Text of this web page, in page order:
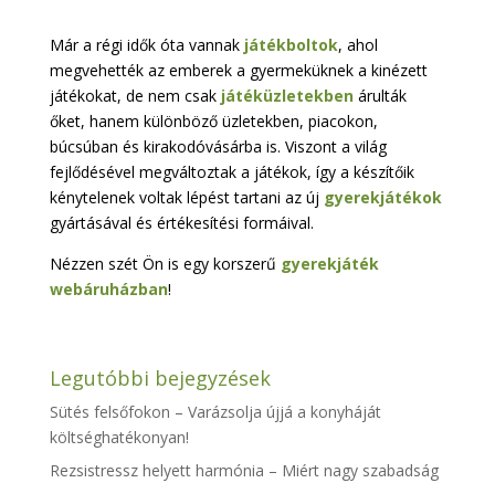
Már a régi idők óta vannak játékboltok, ahol
megvehették az emberek a gyermeküknek a kinézett
játékokat, de nem csak játéküzletekbenárulták
őket, hanem különböző üzletekben, piacokon,
búcsúban és kirakodóvásárba is. Viszont a világ
fejlődésével megváltoztak a játékok, így a készítőik
kénytelenek voltak lépést tartani az új gyerekjátékok
gyártásával és értékesítési formáival.
Nézzen szét Ön is egy korszerű gyerekjáték
webáruházban!
Legutóbbi bejegyzések
Sütés felsőfokon – Varázsolja újjá a konyháját
költséghatékonyan!
Rezsistressz helyett harmónia – Miért nagy szabadság